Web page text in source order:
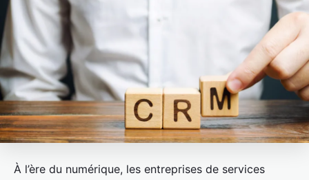
À l’ère du numérique, les entreprises de services